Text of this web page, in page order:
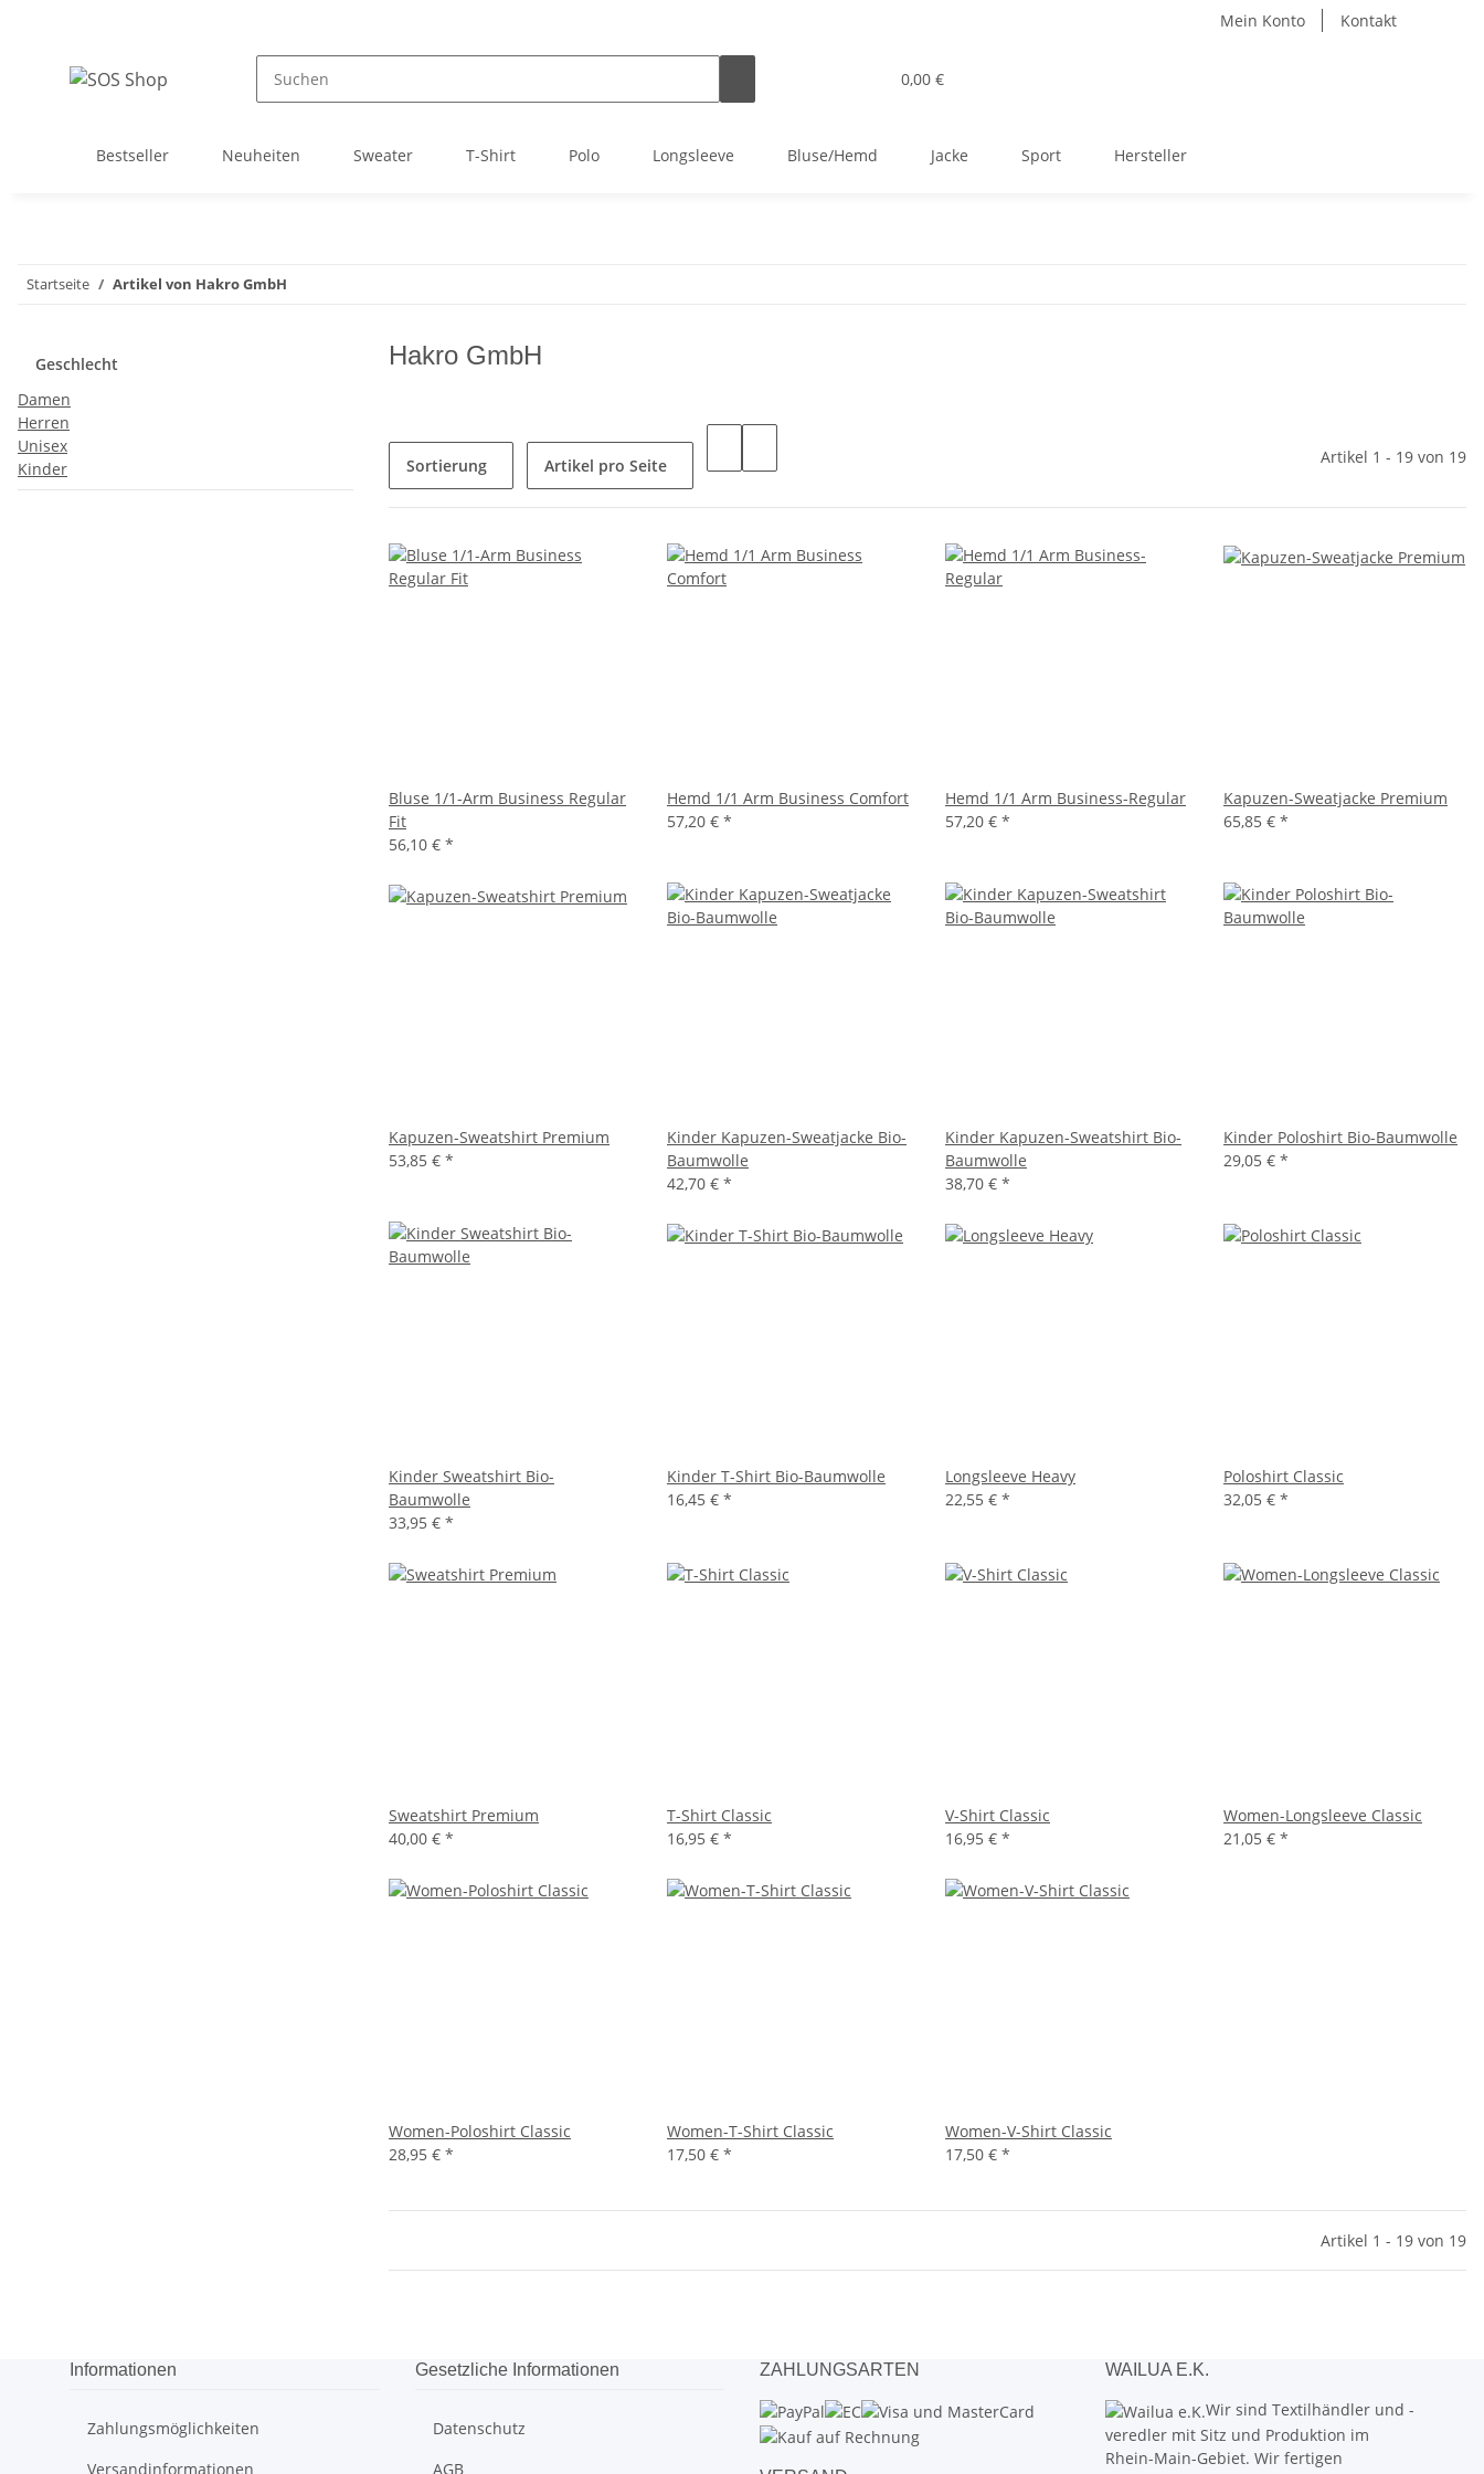
Mein Konto Kontakt
0,00 €
Bestseller Neuheiten Sweater T-Shirt Polo Longsleeve Bluse/Hemd Jacke Sport Hersteller
Startseite Artikel von Hakro GmbH
Hakro GmbH
Sortierung Artikel pro Seite Artikel 1 - 19 von 19
Bluse 1/1-Arm Business Regular
Fit
56,10 € *
Hemd 1/1 Arm Business Comfort
57,20 € *
Hemd 1/1 Arm Business-Regular
57,20 € *
Kapuzen-Sweatjacke Premium
65,85 € *
Kapuzen-Sweatshirt Premium
53,85 € *
Kinder Kapuzen-Sweatjacke Bio-
Baumwolle
42,70 € *
Kinder Kapuzen-Sweatshirt Bio-
Baumwolle
38,70 € *
Kinder Poloshirt Bio-Baumwolle
29,05 € *
Kinder Sweatshirt Bio-
Baumwolle
33,95 € *
Kinder T-Shirt Bio-Baumwolle
16,45 € *
Longsleeve Heavy
22,55 € *
Poloshirt Classic
32,05 € *
Sweatshirt Premium
40,00 € *
T-Shirt Classic
16,95 € *
V-Shirt Classic
16,95 € *
Women-Longsleeve Classic
21,05 € *
Women-Poloshirt Classic
28,95 € *
Women-T-Shirt Classic
17,50 € *
Women-V-Shirt Classic
17,50 € *
Artikel 1 - 19 von 19
Geschlecht
Damen
Herren
Unisex
Kinder
Informationen
Zahlungsmöglichkeiten
Versandinformationen
Gesetzliche Informationen
Datenschutz
AGB
ZAHLUNGSARTEN WAILUA E.K.
Wir sind Textilhändler und -
veredler mit Sitz und Produktion im
Rhein-Main-Gebiet. Wir fertigen